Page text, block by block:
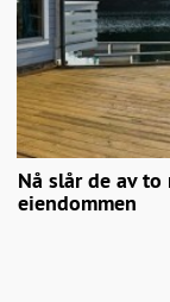
Nå slår de av
eiendommen